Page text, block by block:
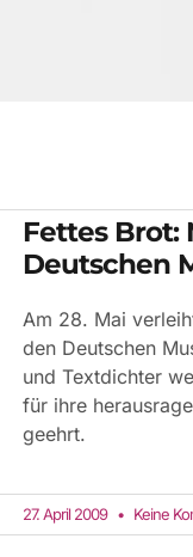
Fettes Brot:
Deutschen
Am 28. Mai
den Deutschen
und Textdichter
für ihre
geehrt.
27. April 2009 Keine